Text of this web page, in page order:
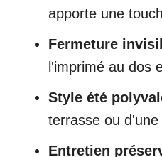
apporte une
Fermeture
l'imprimé au dos
Style été
terrasse ou
Entretien